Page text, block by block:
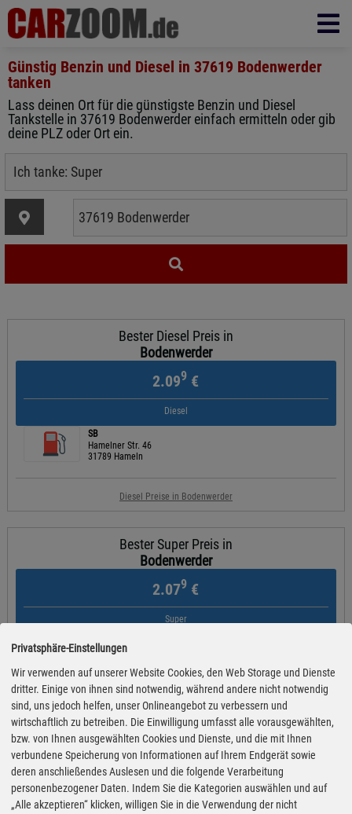
Günstig Benzin und Diesel in 37619 Bodenwerder
tanken
Lass deinen Ort für die günstigste Benzin und Diesel
Tankstelle in 37619 Bodenwerder einfach ermitteln oder gib
deine PLZ oder Ort ein.
Bester Diesel Preis in
Bodenwerder
2.099 €
Diesel
SB
Hamelner Str. 46
31789 Hameln
Diesel Preise in Bodenwerder
Bester Super Preis in
Bodenwerder
2.079 €
Super
Tankhof Anders
Homburgstr. 12a
Super Preise in Bodenwerder
Bester Super E10 Preis in
Bodenwerder
2.019€
Privatsphäre-Einstellungen
Wir verwenden auf unserer Website Cookies, den Web Storage und Dienste
dritter. Einige von ihnen sind notwendig, während andere nicht notwendig
sind, uns jedoch helfen, unser Onlineangebot zu verbessern und
wirtschaftlich zu betreiben. Die Einwilligung umfasst alle vorausgewählten,
bzw. von Ihnen ausgewählten Cookies und Dienste, und die mit Ihnen
verbundene Speicherung von Informationen auf Ihrem Endgerät sowie
deren anschließendes Auslesen und die folgende Verarbeitung
personenbezogener Daten. Indem Sie die Kategorien auswählen und auf
„Alle akzeptieren“ klicken, willigen Sie in die Verwendung der nicht